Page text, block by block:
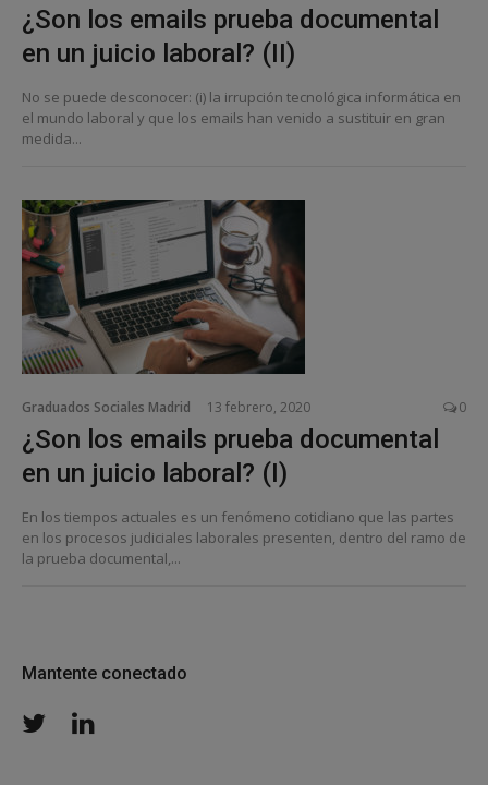
¿Son los emails prueba documental
en un juicio laboral? (II)
No se puede desconocer: (i) la irrupción tecnológica informática en
el mundo laboral y que los emails han venido a sustituir en gran
medida...
Graduados Sociales Madrid 13 febrero, 2020 0
¿Son los emails prueba documental
en un juicio laboral? (I)
En los tiempos actuales es un fenómeno cotidiano que las partes
en los procesos judiciales laborales presenten, dentro del ramo de
la prueba documental,...
Mantente conectado
TwitterLinkedIn